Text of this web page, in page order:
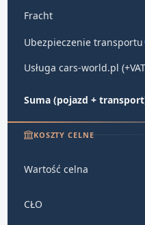
Fracht
Ubezpieczenie transportu
Usługa cars-world.pl
Suma (pojazd +
KOSZTY CELNE
Wartość celna
CŁO